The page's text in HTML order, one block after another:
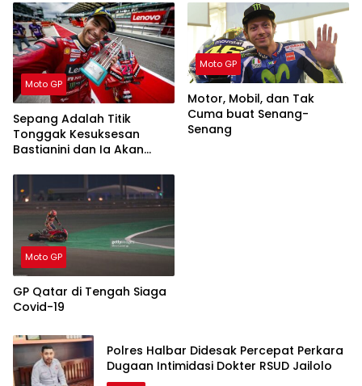
Moto GP
Sepang Adalah Titik
Tonggak Kesuksesan
Bastianini dan Ia Akan
Musim 2024
Moto GP
Motor, Mobil, dan Tak
Cuma buat Senang-
Senang
Moto GP
GP Qatar di Tengah Siaga
Covid-19
Polres Halbar Didesak Percepat Perkara
Dugaan Intimidasi Dokter RSUD Jailolo